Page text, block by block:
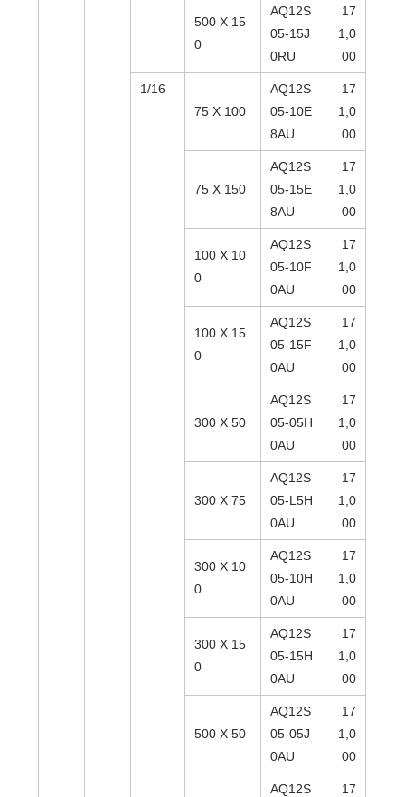
500 X 15
0
AQ12S
05-15J
0RU
17
1,0
00
1/16
75 X 100
AQ12S
05-10E
8AU
17
1,0
00
75 X 150
AQ12S
05-15E
8AU
17
1,0
00
100 X 10
0
AQ12S
05-10F
0AU
17
1,0
00
100 X 15
0
AQ12S
05-15F
0AU
17
1,0
00
300 X 50
AQ12S
05-05H
0AU
17
1,0
00
300 X 75
AQ12S
05-L5H
0AU
17
1,0
00
300 X 10
0
AQ12S
05-10H
0AU
17
1,0
00
300 X 15
0
AQ12S
05-15H
0AU
17
1,0
00
500 X 50
AQ12S
05-05J
0AU
17
1,0
00
AQ12S
17